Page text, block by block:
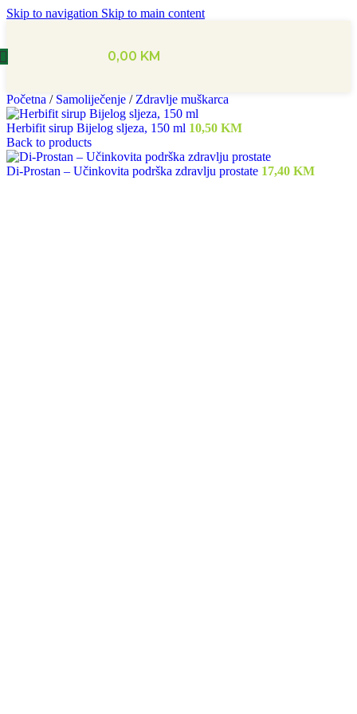
Skip to navigation Skip to main content
0,00 KM
Početna / Samoliječenje / Zdravlje muškarca
Herbifit sirup Bijelog sljeza, 150 ml 10,50 KM
Back to products
Di-Prostan – Učinkovita podrška zdravlju prostate 17,40 KM